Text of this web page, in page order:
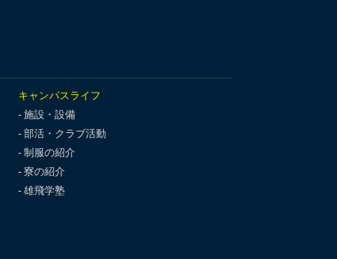
キャンパスライフ
施設・設備
部活・クラブ活動
制服の紹介
寮の紹介
雄飛学塾